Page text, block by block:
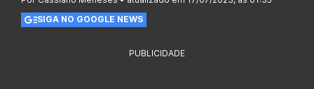
SIGA NO GOOGLE NEWS
PUBLICIDADE